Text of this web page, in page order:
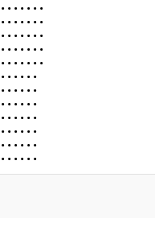
• • • • • • •
• • • • • • •
• • • • • • •
• • • • • • •
• • • • • • •
• • • • • •
• • • • • •
• • • • • •
• • • • • •
• • • • • •
• • • • • •
• • • • • •